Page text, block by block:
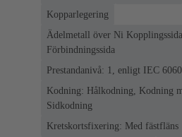
Kopparlegering
Ädelmetall över Ni
Förbindningssida
Prestandanivå: 1, enligt IEC
Kodning: Hålkodning, Kodning
Sidkodning
Kretskortsfixering: Med fästfläns